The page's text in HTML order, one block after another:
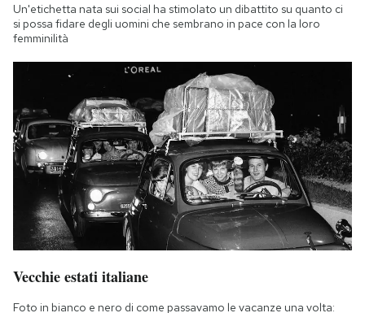
Un'etichetta nata sui social ha stimolato un dibattito su quanto ci
si possa fidare degli uomini che sembrano in pace con la loro
femminilità
Vecchie estati italiane
Foto in bianco e nero di come passavamo le vacanze una volta: